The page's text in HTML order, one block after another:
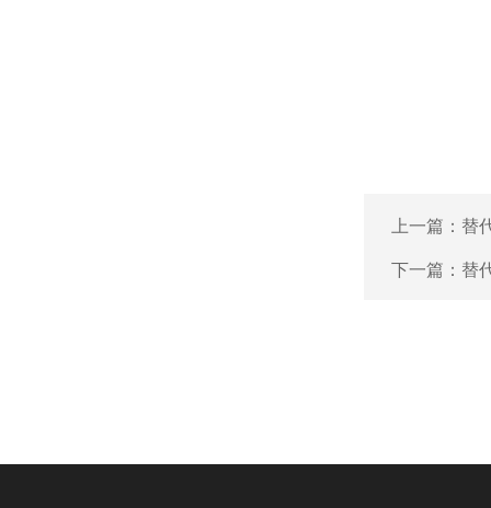
上一篇： 替
下一篇： 替